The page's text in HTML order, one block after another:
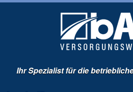
Ihr Spezialist für die